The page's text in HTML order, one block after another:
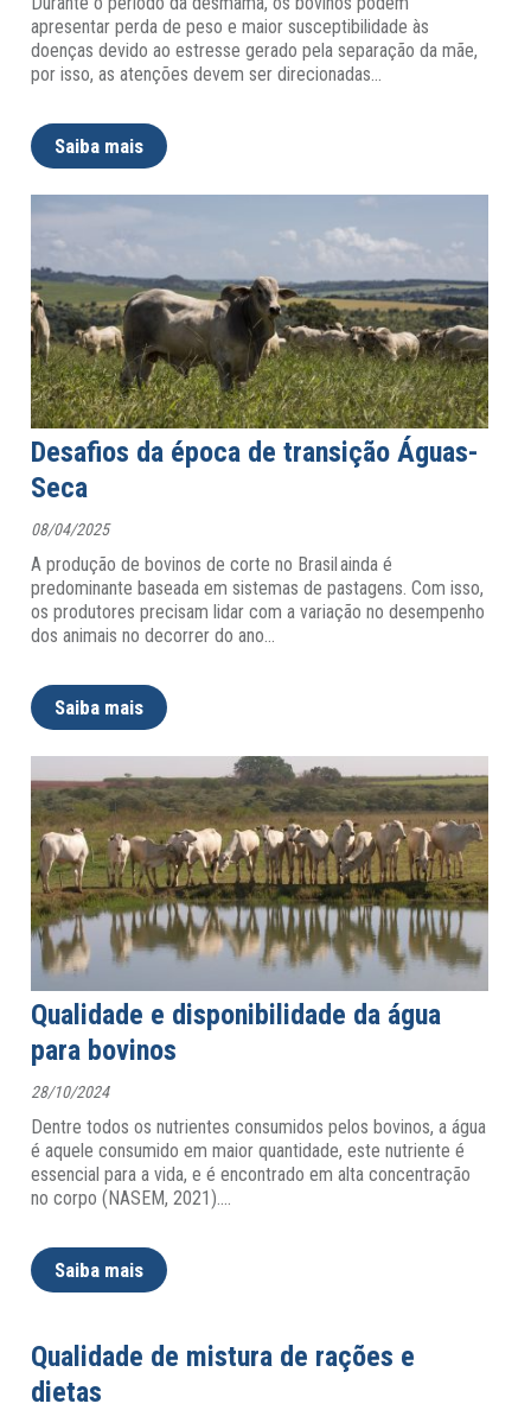
apresentar perda de peso e maior susceptibilidade às
doenças devido ao estresse gerado pela separação da mãe,
por isso, as atenções devem ser direcionadas…
Saiba mais
Desafios da época de transição Águas-
Seca
08/04/2025
A produção de bovinos de corte no Brasil ainda é
predominante baseada em sistemas de pastagens. Com isso,
os produtores precisam lidar com a variação no desempenho
dos animais no decorrer do ano…
Saiba mais
Qualidade e disponibilidade da água
para bovinos
28/10/2024
Dentre todos os nutrientes consumidos pelos bovinos, a água
é aquele consumido em maior quantidade, este nutriente é
essencial para a vida, e é encontrado em alta concentração
no corpo (NASEM, 2021).
Saiba mais
Qualidade de mistura de rações e
dietas